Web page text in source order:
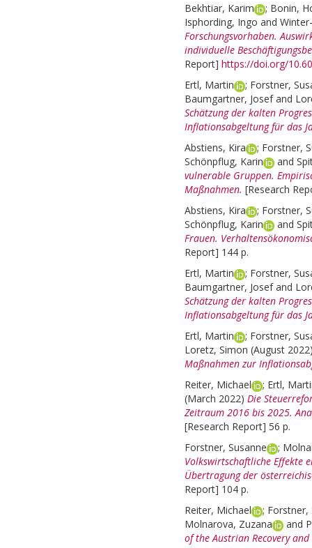
Bekhtiar, Karim ; Bonin,
Isphording, Ingo and
Forschungsvorhaben.
individuelle
Report] https://doi.org/
Ertl, Martin
; Forstner,
Baumgartner, Josefand
Schätzung der kalten
Inflationsabgeltung für das
Abstiens, Kira
; Forstner,
Schönpflug, Karin
and
vulnerable Gruppen.
Maßnahmen. [Research
Abstiens, Kira
; Forstner,
Schönpflug, Karin
and
Frauen.
Report] 144 p.
Ertl, Martin
; Forstner,
Baumgartner, Josefand
Schätzung der kalten
Inflationsabgeltung für das
Ertl, Martin
; Forstner,
Loretz, Simon (August
Maßnahmen zur
Reiter, Michael
; Ertl,
(March 2022) Die
Zeitraum 2016 bis 2025.
[Research Report] 56 p.
Forstner, Susanne
;
Volkswirtschaftliche Effekte
Übertragung der
Report] 104 p.
Reiter, Michael
; Forstner,
Molnarova, Zuzana
and
of the Austrian Recovery and